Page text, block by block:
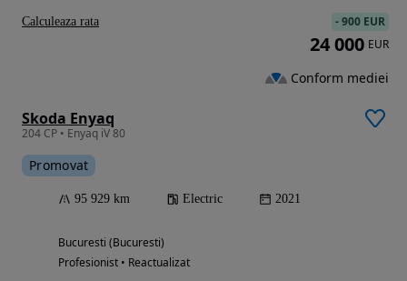
Skoda Enyaq
204 CP • Enyaq iV 80
Promovat
95 929 km Electric 2021
Bucuresti (Bucuresti)
Profesionist • Reactualizat
-900 EUR
24 000 EUR
Conform mediei
Calculeaza rata